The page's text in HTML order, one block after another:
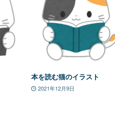
本を読む猫のイラスト
2021年12月9日